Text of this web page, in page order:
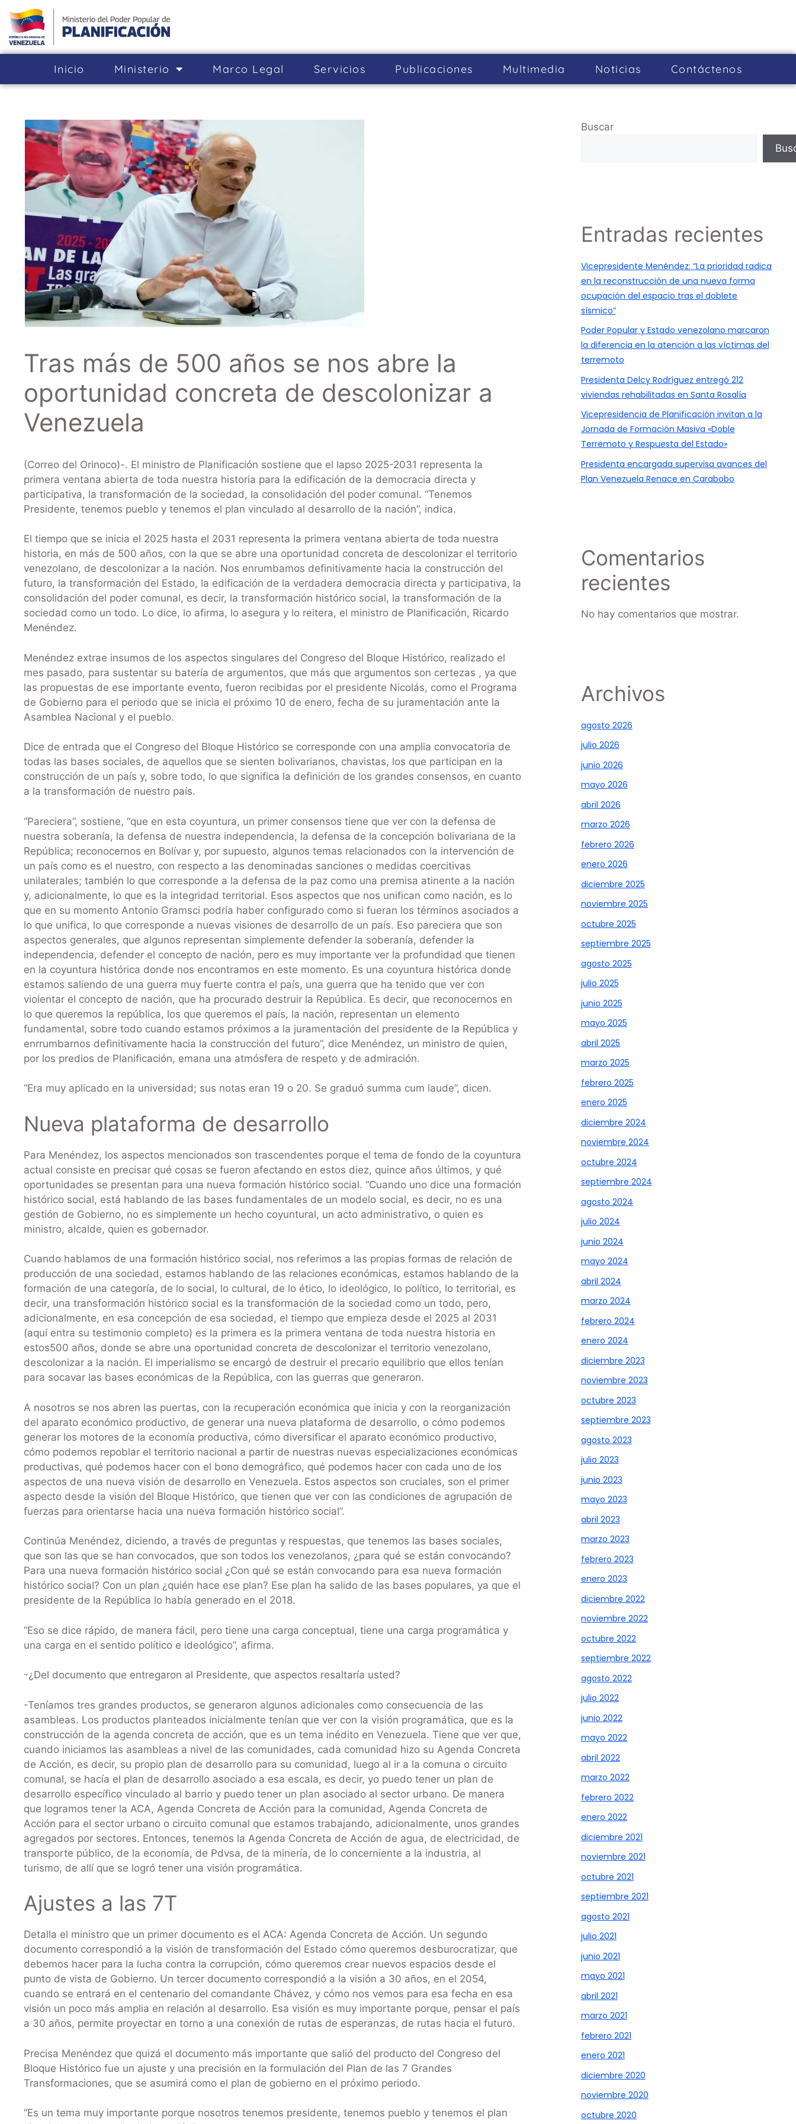
Inicio Ministerio Marco Legal Servicios Publicaciones Multimedia Noticias Cont­áctenos
Tras más de 500 años se nos abre la
oportunidad concreta de descolonizar a
Venezuela
(Correo del Orinoco)-. El ministro de Planificación sostiene que el lapso 2025-2031 representa la
primera ventana abierta de toda nuestra historia para la edificación de la democracia directa y
participativa, la transformación de la sociedad, la consolidación del poder comunal. “Tenemos
Presidente, tenemos pueblo y tenemos el plan vinculado al desarrollo de la nación”, indica.
El tiempo que se inicia el 2025 hasta el 2031 representa la primera ventana abierta de toda nuestra
historia, en más de 500 años, con la que se abre una oportunidad concreta de descolonizar el territorio
venezolano, de descolonizar a la nación. Nos enrumbamos definitivamente hacia la construcción del
futuro, la transformación del Estado, la edificación de la verdadera democracia directa y participativa, la
consolidación del poder comunal, es decir, la transformación histórico social, la transformación de la
sociedad como un todo. Lo dice, lo afirma, lo asegura y lo reitera, el ministro de Planificación, Ricardo
Menéndez.
Menéndez extrae insumos de los aspectos singulares del Congreso del Bloque Histórico, realizado el
mes pasado, para sustentar su batería de argumentos, que más que argumentos son certezas , ya que
las propuestas de ese importante evento, fueron recibidas por el presidente Nicolás, como el Programa
de Gobierno para el periodo que se inicia el próximo 10 de enero, fecha de su juramentación ante la
Asamblea Nacional y el pueblo.
Dice de entrada que el Congreso del Bloque Histórico se corresponde con una amplia convocatoria de
todas las bases sociales, de aquellos que se sienten bolivarianos, chavistas, los que participan en la
construcción de un país y, sobre todo, lo que significa la definición de los grandes consensos, en cuanto
a la transformación de nuestro país.
“Pareciera”, sostiene, “que en esta coyuntura, un primer consensos tiene que ver con la defensa de
nuestra soberanía, la defensa de nuestra independencia, la defensa de la concepción bolivariana de la
República; reconocernos en Bolívar y, por supuesto, algunos temas relacionados con la intervención de
un país como es el nuestro, con respecto a las denominadas sanciones o medidas coercitivas
unilaterales; también lo que corresponde a la defensa de la paz como una premisa atinente a la nación
y, adicionalmente, lo que es la integridad territorial. Esos aspectos que nos unifican como nación, es lo
que en su momento Antonio Gramsci podría haber configurado como si fueran los términos asociados a
lo que unifica, lo que corresponde a nuevas visiones de desarrollo de un país. Eso pareciera que son
aspectos generales, que algunos representan simplemente defender la soberanía, defender la
independencia, defender el concepto de nación, pero es muy importante ver la profundidad que tienen
en la coyuntura histórica donde nos encontramos en este momento. Es una coyuntura histórica donde
estamos saliendo de una guerra muy fuerte contra el país, una guerra que ha tenido que ver con
violentar el concepto de nación, que ha procurado destruir la República. Es decir, que reconocernos en
lo que queremos la república, los que queremos el país, la nación, representan un elemento
fundamental, sobre todo cuando estamos próximos a la juramentación del presidente de la República y
enrrumbarnos definitivamente hacia la construcción del futuro”, dice Menéndez, un ministro de quien,
por los predios de Planificación, emana una atmósfera de respeto y de admiración.
“Era muy aplicado en la universidad; sus notas eran 19 o 20. Se graduó summa cum laude”, dicen.
Nueva plataforma de desarrollo
Para Menéndez, los aspectos mencionados son trascendentes porque el tema de fondo de la coyuntura
actual consiste en precisar qué cosas se fueron afectando en estos diez, quince años últimos, y qué
oportunidades se presentan para una nueva formación histórico social. “Cuando uno dice una formación
histórico social, está hablando de las bases fundamentales de un modelo social, es decir, no es una
gestión de Gobierno, no es simplemente un hecho coyuntural, un acto administrativo, o quien es
ministro, alcalde, quien es gobernador.
Cuando hablamos de una formación histórico social, nos referimos a las propias formas de relación de
producción de una sociedad, estamos hablando de las relaciones económicas, estamos hablando de la
formación de una categoría, de lo social, lo cultural, de lo ético, lo ideológico, lo político, lo territorial, es
decir, una transformación histórico social es la transformación de la sociedad como un todo, pero,
adicionalmente, en esa concepción de esa sociedad, el tiempo que empieza desde el 2025 al 2031
(aquí entra su testimonio completo) es la primera es la primera ventana de toda nuestra historia en
estos500 años, donde se abre una oportunidad concreta de descolonizar el territorio venezolano,
descolonizar a la nación. El imperialismo se encargó de destruir el precario equilibrio que ellos tenían
para socavar las bases económicas de la República, con las guerras que generaron.
A nosotros se nos abren las puertas, con la recuperación económica que inicia y con la reorganización
del aparato económico productivo, de generar una nueva plataforma de desarrollo, o cómo podemos
generar los motores de la economía productiva, cómo diversificar el aparato económico productivo,
cómo podemos repoblar el territorio nacional a partir de nuestras nuevas especializaciones económicas
productivas, qué podemos hacer con el bono demográfico, qué podemos hacer con cada uno de los
aspectos de una nueva visión de desarrollo en Venezuela. Estos aspectos son cruciales, son el primer
aspecto desde la visión del Bloque Histórico, que tienen que ver con las condiciones de agrupación de
fuerzas para orientarse hacia una nueva formación histórico social”.
Continúa Menéndez, diciendo, a través de preguntas y respuestas, que tenemos las bases sociales,
que son las que se han convocados, que son todos los venezolanos, ¿para qué se están convocando?
Para una nueva formación histórico social ¿Con qué se están convocando para esa nueva formación
histórico social? Con un plan ¿quién hace ese plan? Ese plan ha salido de las bases populares, ya que el
presidente de la República lo había generado en el 2018.
“Eso se dice rápido, de manera fácil, pero tiene una carga conceptual, tiene una carga programática y
una carga en el sentido político e ideológico”, afirma.
-¿Del documento que entregaron al Presidente, que aspectos resaltaría usted?
-Teníamos tres grandes productos, se generaron algunos adicionales como consecuencia de las
asambleas. Los productos planteados inicialmente tenían que ver con la visión programática, que es la
construcción de la agenda concreta de acción, que es un tema inédito en Venezuela. Tiene que ver que,
cuando iniciamos las asambleas a nivel de las comunidades, cada comunidad hizo su Agenda Concreta
de Acción, es decir, su propio plan de desarrollo para su comunidad, luego al ir a la comuna o circuito
comunal, se hacía el plan de desarrollo asociado a esa escala, es decir, yo puedo tener un plan de
desarrollo específico vinculado al barrio y puedo tener un plan asociado al sector urbano. De manera
que logramos tener la ACA, Agenda Concreta de Acción para la comunidad, Agenda Concreta de
Acción para el sector urbano o circuito comunal que estamos trabajando, adicionalmente, unos grandes
agregados por sectores. Entonces, tenemos la Agenda Concreta de Acción de agua, de electricidad, de
transporte público, de la economía, de Pdvsa, de la minería, de lo concerniente a la industria, al
turismo, de allí que se logró tener una visión programática.
Ajustes a las 7T
Detalla el ministro que un primer documento es el ACA: Agenda Concreta de Acción. Un segundo
documento correspondió a la visión de transformación del Estado cómo queremos desburocratizar, que
debemos hacer para la lucha contra la corrupción, cómo queremos crear nuevos espacios desde el
punto de vista de Gobierno. Un tercer documento correspondió a la visión a 30 años, en el 2054,
cuando se entrará en el centenario del comandante Chávez, y cómo nos vemos para esa fecha en esa
visión un poco más amplia en relación al desarrollo. Esa visión es muy importante porque, pensar el país
a 30 años, permite proyectar en torno a una conexión de rutas de esperanzas, de rutas hacia el futuro.
Precisa Menéndez que quizá el documento más importante que salió del producto del Congreso del
Bloque Histórico fue un ajuste y una precisión en la formulación del Plan de las 7 Grandes
Transformaciones, que se asumirá como el plan de gobierno en el próximo periodo.
“Es un tema muy importante porque nosotros tenemos presidente, tenemos pueblo y tenemos el plan
Buscar
Entradas recientes
Vicepresidente Menéndez: “La prioridad radica
en la reconstrucción de una nueva forma
ocupación del espacio tras el doblete
sísmico”
Poder Popular y Estado venezolano marcaron
la diferencia en la atención a las víctimas del
terremoto
Presidenta Delcy Rodríguez entregó 212
viviendas rehabilitadas en Santa Rosalía
Vicepresidencia de Planificación invitan a la
Jornada de Formación Masiva «Doble
Terremoto y Respuesta del Estado»
Presidenta encargada supervisa avances del
Plan Venezuela Renace en Carabobo
Comentarios
recientes
No hay comentarios que mostrar.
Archivos
agosto 2026
julio 2026
junio 2026
mayo 2026
abril 2026
marzo 2026
febrero 2026
enero 2026
diciembre 2025
noviembre 2025
octubre 2025
septiembre 2025
agosto 2025
julio 2025
junio 2025
mayo 2025
abril 2025
marzo 2025
febrero 2025
enero 2025
diciembre 2024
noviembre 2024
octubre 2024
septiembre 2024
agosto 2024
julio 2024
junio 2024
mayo 2024
abril 2024
marzo 2024
febrero 2024
enero 2024
diciembre 2023
noviembre 2023
octubre 2023
septiembre 2023
agosto 2023
julio 2023
junio 2023
mayo 2023
abril 2023
marzo 2023
febrero 2023
enero 2023
diciembre 2022
noviembre 2022
octubre 2022
septiembre 2022
agosto 2022
julio 2022
junio 2022
mayo 2022
abril 2022
marzo 2022
febrero 2022
enero 2022
diciembre 2021
noviembre 2021
octubre 2021
septiembre 2021
agosto 2021
julio 2021
junio 2021
mayo 2021
abril 2021
marzo 2021
febrero 2021
enero 2021
diciembre 2020
noviembre 2020
octubre 2020